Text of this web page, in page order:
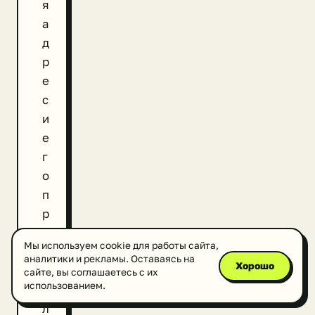
я
а
д
р
е
с
и
е
г
о
п
р
е
д
п
о
л
Мы используем cookie для работы сайта,
аналитики и рекламы. Оставаясь на
сайте, вы соглашаетесь с их
использованием.
Хорошо